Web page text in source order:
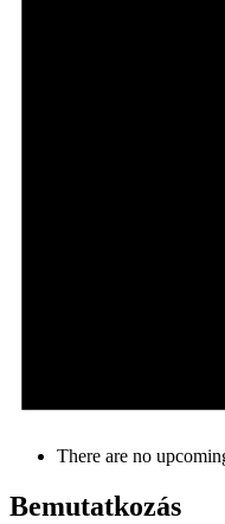
There are no
Bemutatkozás